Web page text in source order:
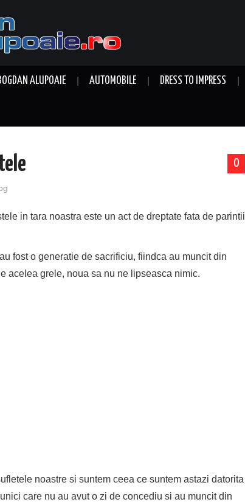
ALUPOAIE AUTOMOBILE DRESS TO IMPRESS
0
in tara noastra este un act de dreptate fata de parintii
fost o generatie de sacrificiu, fiindca au muncit din
acelea grele, noua sa nu ne lipseasca nimic.
noastre si suntem ceea ce suntem astazi datorita
care nu au avut o zi de concediu si au muncit din